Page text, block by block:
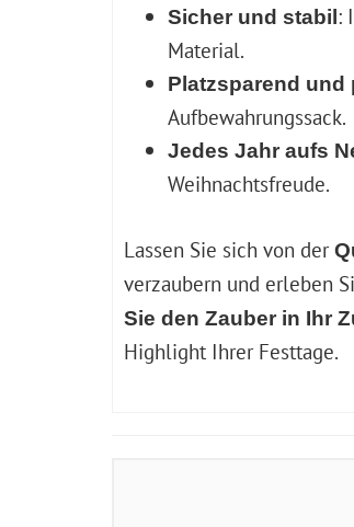
Sicher und stabil :
Material.
Platzsparend und
Aufbewahrungssack.
Jedes Jahr aufs
Weihnachtsfreude.
Lassen Sie sich von der
verzaubern und erleben
Sie den Zauber in Ihr
Highlight Ihrer Festtage.